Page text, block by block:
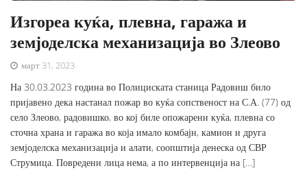
Изгореа куќа, плевна, гаража и
земјоделска механизација во Злеово
март 31, 2023
На 30.03.2023 година во Полициската станица Радовиш било
пријавено дека настанал пожар во куќа сопственост на С.А. (77) од
село Злеово, радовишко, во кој биле опожарени куќа, плевна со
сточна храна и гаража во која имало комбајн, камион и друга
земјоделска механизација и алати, соопштија денеска од СВР
Струмица. Повредени лица нема, а по интервенција на […]